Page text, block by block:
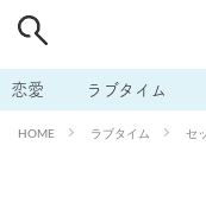
恋愛 ラブタイム
HOME ラブタイム セ
# 不倫 # 出会
# ラブグッズ